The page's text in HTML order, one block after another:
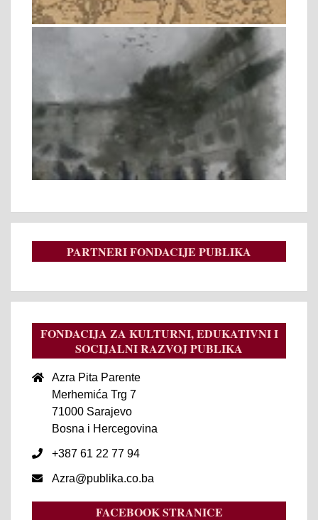
PARTNERI FONDACIJE PUBLIKA
FONDACIJA ZA KULTURNI, EDUKATIVNI I
SOCIJALNI RAZVOJ PUBLIKA
Azra Pita Parente
Merhemića Trg 7
71000 Sarajevo
Bosna i Hercegovina
+387 61 22 77 94
Azra@publika.co.ba
FACEBOOK STRANICE